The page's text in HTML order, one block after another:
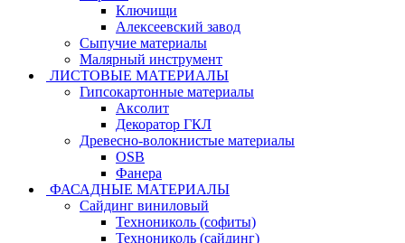
Ключищи
Алексеевский завод
Сыпучие материалы
Малярный инструмент
ЛИСТОВЫЕ МАТЕРИАЛЫ
Гипсокартонные материалы
Аксолит
Декоратор ГКЛ
Древесно-волокнистые материалы
OSB
Фанера
ФАСАДНЫЕ МАТЕРИАЛЫ
Сайдинг виниловый
Технониколь (софиты)
Технониколь (сайдинг)